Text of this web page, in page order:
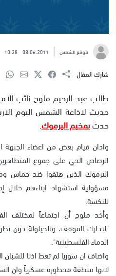
موقع الشمس 08.06.2011
10:38
شارك المقال
طالب عبد الرحيم ملوح نائب
حديث لاذاعة الشمس اليوم
حدثبمخيم اليرموك.
وادان قيام بعض من اعضاء الجبهة
الرصاص الحي على جموع
اليرموك الذين هتفوا ضد حماس
مسؤولية استشهاد ابناءهم خلال
للنكسة.
وأكد ملوح أن اجتماعاً لمختلف
"لتدارك الموقف، وللحيلولة دون
الدماء الفلسطينية".
واضاف ان سوريا لم تعط اذنا للشبان
لانها منطقة محظورة عسكرياً وان